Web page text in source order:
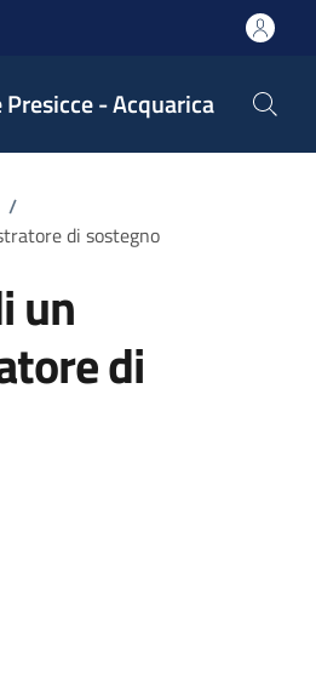
Presicce - Acquarica
/
di sostegno
un
di